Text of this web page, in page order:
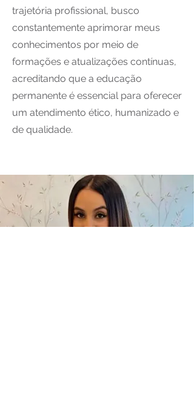
trajetória profissional, busco
constantemente aprimorar meus
conhecimentos por meio de
formações e atualizações contínuas,
acreditando que a educação
permanente é essencial para oferecer
um atendimento ético, humanizado e
de qualidade.